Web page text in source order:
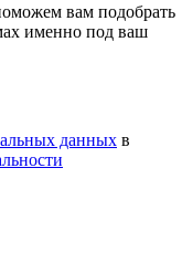
вам подобрать
именно под ваш
данных в